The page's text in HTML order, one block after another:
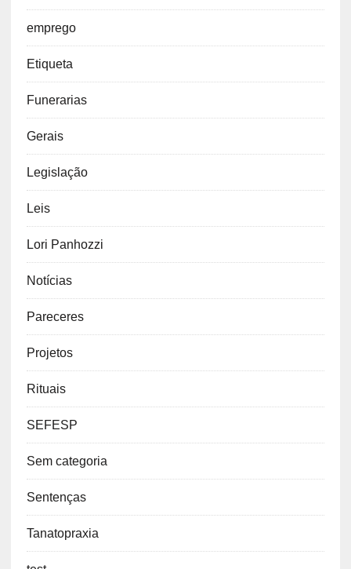
emprego
Etiqueta
Funerarias
Gerais
Legislação
Leis
Lori Panhozzi
Notícias
Pareceres
Projetos
Rituais
SEFESP
Sem categoria
Sentenças
Tanatopraxia